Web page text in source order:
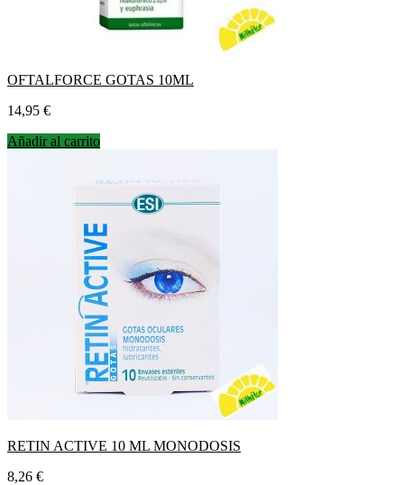
OFTALFORCE GOTAS 10ML
Precio
14,95 €
Añadir al carrito
RETIN ACTIVE 10 ML MONODOSIS
Precio
8,26 €